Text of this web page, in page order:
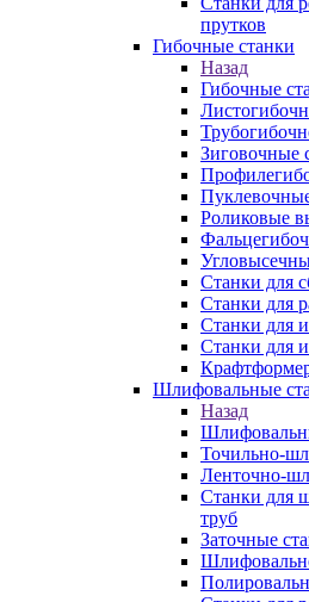
прутков
Гибочные станки
Назад
Гибочные
Зиговочные
Роликовые
Станки для
Станки для
Станки для
Станки для
Шлифовальные
Назад
Точильно-
Ленточно-
Станки для
труб
Заточные